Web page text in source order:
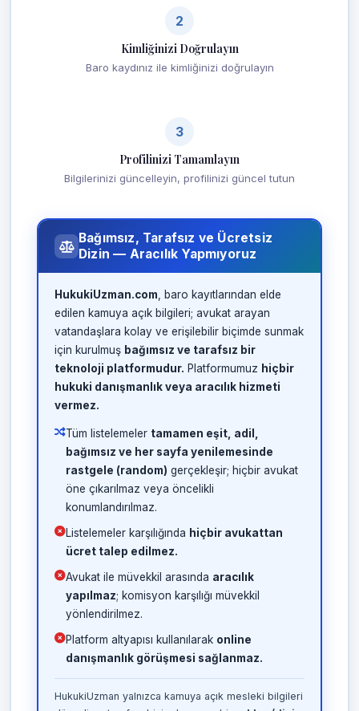
2
Kimliğinizi Doğrulayın
Baro kaydınız ile kimliğinizi doğrulayın
3
Profilinizi Tamamlayın
Bilgilerinizi güncelleyin, profilinizi güncel tutun
Bağımsız, Tarafsız ve Ücretsiz
Dizin — Aracılık Yapmıyoruz
HukukiUzman.com , baro kayıtlarından elde
edilen kamuya açık bilgileri; avukat arayan
vatandaşlara kolay ve erişilebilir biçimde sunmak
için kurulmuş bağımsız ve tarafsız bir
teknoloji platformudur. Platformumuz hiçbir
hukuki danışmanlık veya aracılık hizmeti
vermez.
Tüm listelemeler tamamen eşit, adil,
bağımsız ve her sayfa yenilemesinde
rastgele (random) gerçekleşir; hiçbir avukat
öne çıkarılmaz veya öncelikli
konumlandırılmaz.
Listelemeler karşılığında hiçbir avukattan
ücret talep edilmez.
Avukat ile müvekkil arasında aracılık
yapılmaz; komisyon karşılığı müvekkil
yönlendirilmez.
Platform altyapısı kullanılarak online
danışmanlık görüşmesi sağlanmaz.
HukukiUzman yalnızca kamuya açık mesleki bilgileri